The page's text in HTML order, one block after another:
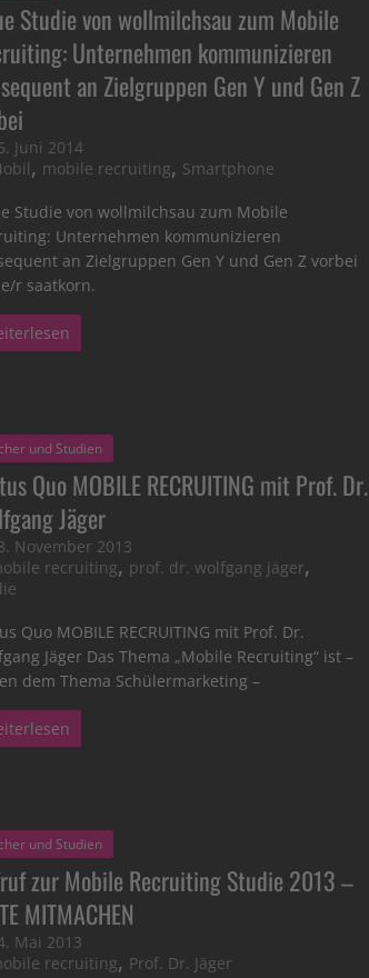
Studie von wollmilchsau zum Mobile
Unternehmen kommunizieren
an Zielgruppen Gen Y und Gen Z
Juni 2014
, mobile recruiting, Smartphone
Studie von wollmilchsau zum Mobile
Unternehmen kommunizieren
an Zielgruppen Gen Y und Gen Z vorbei
r saatkorn.
und Studien
Quo MOBILE RECRUITING mit Prof. Dr.
Jäger
November 2013
recruiting, prof. dr. wolfgang jäger,
Quo MOBILE RECRUITING mit Prof. Dr.
Jäger Das Thema „Mobile Recruiting“ ist –
dem Thema Schülermarketing –
und Studien
zur Mobile Recruiting Studie 2013 –
MITMACHEN
Mai 2013
recruiting, Prof. Dr. Jäger